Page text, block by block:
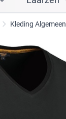
Kleding Algemeen